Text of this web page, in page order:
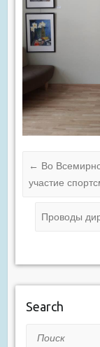
← Во
участие
Проводы
Search
Поиск